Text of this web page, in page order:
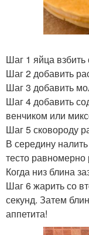
Шаг 1 яйца
Шаг 2 добавить
Шаг 3 добавить
Шаг 4 добавить
венчиком или
Шаг 5 сковороду
В середину
тесто равномерно
Когда низ блина
Шаг 6 жарить со
секунд. Затем
аппетита!